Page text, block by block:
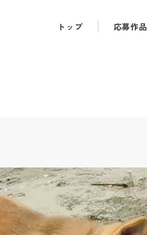
トップ 応募作品